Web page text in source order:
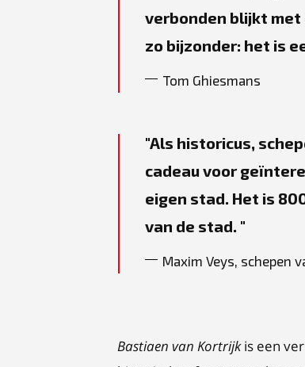
verbonden blijkt met
zo bijzonder: het is
Tom Ghiesmans
Als historicus,
cadeau voor
eigen stad. Het is
van de stad.
Maxim Veys, schepen
Bastiaen van Kortrijkis een